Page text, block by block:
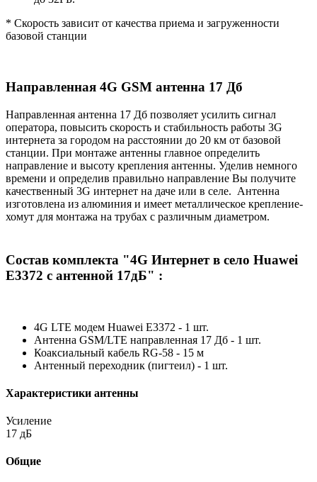
* Скорость зависит от качества приема и загруженности
базовой станции
Направленная 4G GSM антенна 17 Дб
Направленная антенна 17 Дб позволяет усилить сигнал
оператора, повысить скорость и стабильность работы 3G
интернета за городом на расстоянии до 20 км от базовой
станции. При монтаже антенны главное определить
направление и высоту крепления антенны. Уделив немного
времени и определив правильно направление Вы получите
качественный 3G интернет на даче или в селе. Антенна
изготовлена из алюминия и имеет металлическое крепление-
хомут для монтажа на трубах с различным диаметром.
Состав комплекта "4G Интернет в село Huawei
E3372 с антенной 17дБ" :
4G LTE модем Huawei E3372 - 1 шт.
Антенна GSM/LTE направленная 17 Дб - 1 шт.
Коаксиальный кабель RG-58 - 15 м
Антенный переходник (пигтеил) - 1 шт.
Характеристики антенны
Усиление
17 дБ
Общие